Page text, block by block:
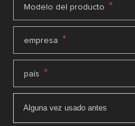
Modelo del producto *
empresa *
país *